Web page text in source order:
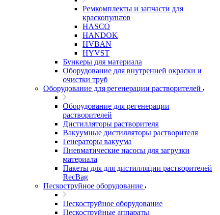
Ремкомплекты и запчасти для
краскопультов
HASCO
HANDOK
HVBAN
HYVST
Бункеры для материала
Оборудование для внутренней окраски и
очистки труб
Оборудование для регенерации растворителей
Оборудование для регенерации
растворителей
Дистилляторы растворителя
Вакуумные дистилляторы растворителя
Генераторы вакуума
Пневматические насосы для загрузки
материала
Пакеты для для дистилляции растворителей
RecBag
Пескоструйное оборудование
Пескоструйное оборудование
Пескоструйные аппараты